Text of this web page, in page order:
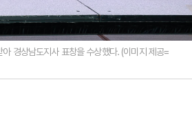
경상남도지사 표창을 수상했다. (이미지 제공=